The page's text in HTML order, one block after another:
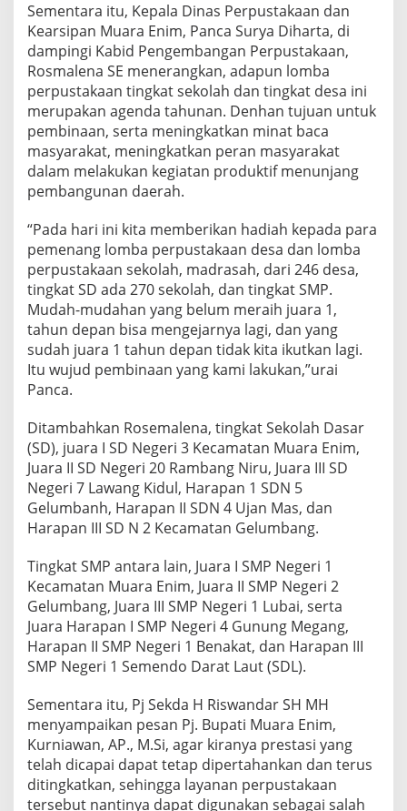
Sementara itu, Kepala Dinas Perpustakaan dan
Kearsipan Muara Enim, Panca Surya Diharta, di
dampingi Kabid Pengembangan Perpustakaan,
Rosmalena SE menerangkan, adapun lomba
perpustakaan tingkat sekolah dan tingkat desa ini
merupakan agenda tahunan. Denhan tujuan untuk
pembinaan, serta meningkatkan minat baca
masyarakat, meningkatkan peran masyarakat
dalam melakukan kegiatan produktif menunjang
pembangunan daerah.
“Pada hari ini kita memberikan hadiah kepada para
pemenang lomba perpustakaan desa dan lomba
perpustakaan sekolah, madrasah, dari 246 desa,
tingkat SD ada 270 sekolah, dan tingkat SMP.
Mudah-mudahan yang belum meraih juara 1,
tahun depan bisa mengejarnya lagi, dan yang
sudah juara 1 tahun depan tidak kita ikutkan lagi.
Itu wujud pembinaan yang kami lakukan,”urai
Panca.
Ditambahkan Rosemalena, tingkat Sekolah Dasar
(SD), juara I SD Negeri 3 Kecamatan Muara Enim,
Juara II SD Negeri 20 Rambang Niru, Juara III SD
Negeri 7 Lawang Kidul, Harapan 1 SDN 5
Gelumbanh, Harapan II SDN 4 Ujan Mas, dan
Harapan III SD N 2 Kecamatan Gelumbang.
Tingkat SMP antara lain, Juara I SMP Negeri 1
Kecamatan Muara Enim, Juara II SMP Negeri 2
Gelumbang, Juara III SMP Negeri 1 Lubai, serta
Juara Harapan I SMP Negeri 4 Gunung Megang,
Harapan II SMP Negeri 1 Benakat, dan Harapan III
SMP Negeri 1 Semendo Darat Laut (SDL).
Sementara itu, Pj Sekda H Riswandar SH MH
menyampaikan pesan Pj. Bupati Muara Enim,
Kurniawan, AP., M.Si, agar kiranya prestasi yang
telah dicapai dapat tetap dipertahankan dan terus
ditingkatkan, sehingga layanan perpustakaan
tersebut nantinya dapat digunakan sebagai salah